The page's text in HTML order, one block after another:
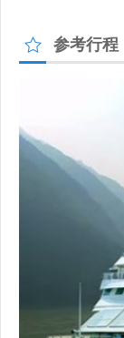
自助餐厅
参考行程